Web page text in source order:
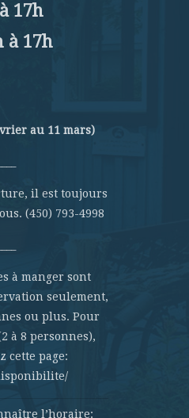
17h
à 17h
au 11 mars)
il est toujours
(450) 793-4998
à manger sont
seulement,
ou plus. Pour
à 8 personnes),
cette page:
l’horaire: